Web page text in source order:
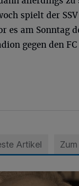
spielt der
es am Sonntag
gegen den
Artikel